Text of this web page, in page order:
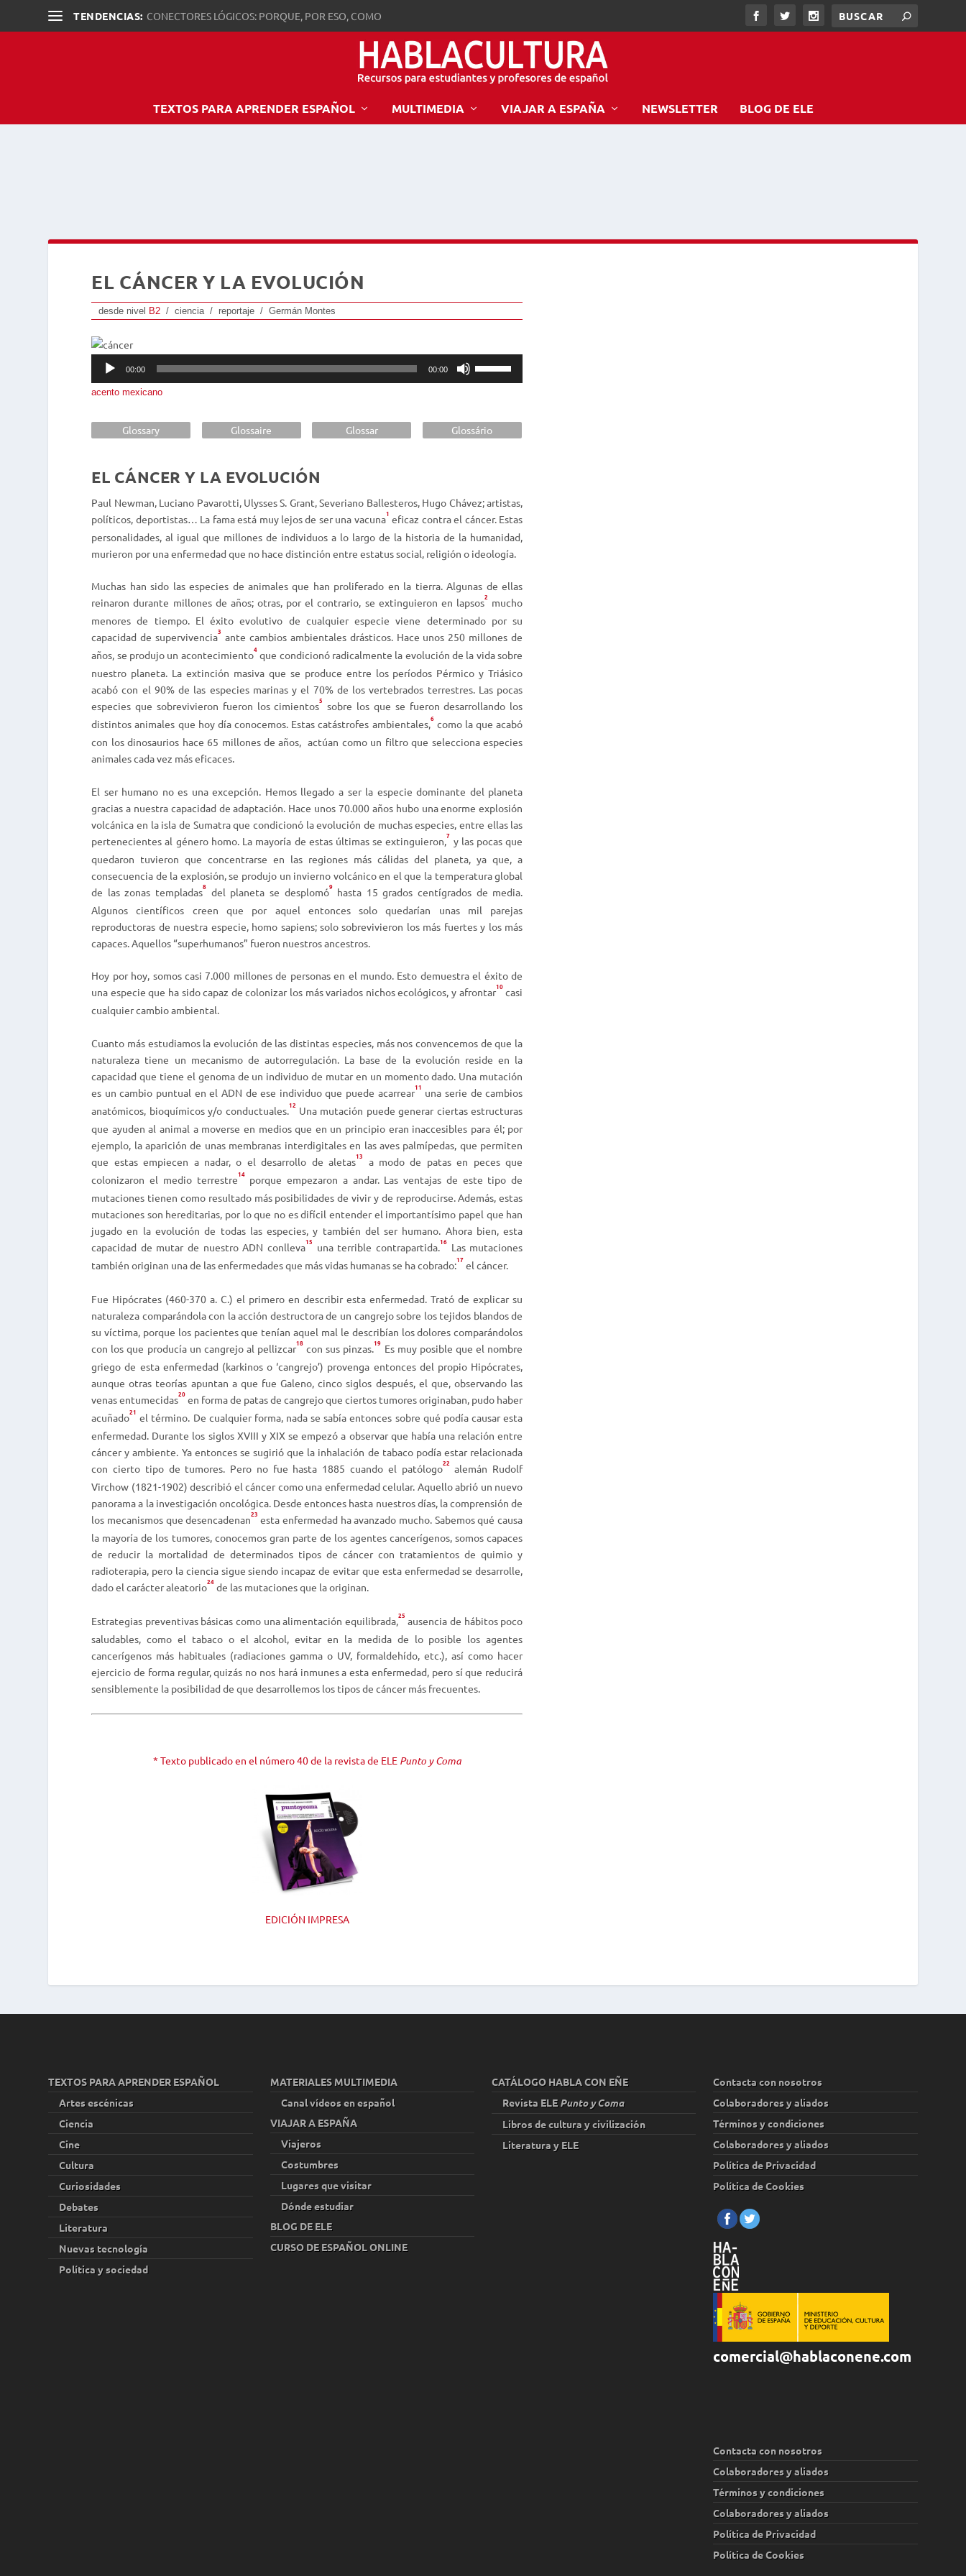
TENDENCIAS: CONECTORES LÓGICOS: PORQUE, POR ESO, COMO
TEXTOS PARA APRENDER ESPAÑOL MULTIMEDIA VIAJAR A ESPAÑA NEWSLETTER BLOG DE ELE
EL CÁNCER Y LA EVOLUCIÓN
desde nivel B2 / ciencia / reportaje / Germán Montes
Reproductor
audio
00:00 00:00
i
s
t
e
c
a
s
d
e
f
e
c
h
a
r
i
b
a
/
a
b
a
j
a
r
m
n
d
s
m
n
u
r
e
l
v
o
l
u
m
e
n
.
acento mexicano
Glossary Glossaire Glossar Glossário
EL CÁNCER Y LA EVOLUCIÓN
Paul Newman, Luciano Pavarotti, Ulysses S. Grant, Severiano Ballesteros, Hugo Chávez; artistas,
políticos, deportistas… La fama está muy lejos de ser una vacuna1 eficaz contra el cáncer. Estas
personalidades, al igual que millones de individuos a lo largo de la historia de la humanidad,
murieron por una enfermedad que no hace distinción entre estatus social, religión o ideología.
Muchas han sido las especies de animales que han proliferado en la tierra. Algunas de ellas
reinaron durante millones de años; otras, por el contrario, se extinguieron en lapsos2 mucho
menores de tiempo. El éxito evolutivo de cualquier especie viene determinado por su
capacidad de supervivencia3 ante cambios ambientales drásticos. Hace unos 250 millones de
años, se produjo un acontecimiento4que condicionó radicalmente la evolución de la vida sobre
nuestro planeta. La extinción masiva que se produce entre los períodos Pérmico y Triásico
acabó con el 90% de las especies marinas y el 70% de los vertebrados terrestres. Las pocas
especies que sobrevivieron fueron los cimientos5 sobre los que se fueron desarrollando los
distintos animales que hoy día conocemos. Estas catástrofes ambientales,6como la que acabó
con los dinosaurios hace 65 millones de años, actúan como un filtro que selecciona especies
animales cada vez más eficaces.
El ser humano no es una excepción. Hemos llegado a ser la especie dominante del planeta
gracias a nuestra capacidad de adaptación. Hace unos 70.000 años hubo una enorme explosión
volcánica en la isla de Sumatra que condicionó la evolución de muchas especies, entre ellas las
pertenecientes al género homo. La mayoría de estas últimas se extinguieron,7 y las pocas que
quedaron tuvieron que concentrarse en las regiones más cálidas del planeta, ya que, a
consecuencia de la explosión, se produjo un invierno volcánico en el que la temperatura global
de las zonas templadas8 del planeta se desplomó9 hasta 15 grados centígrados de media.
Algunos científicos creen que por aquel entonces solo quedarían unas mil parejas
reproductoras de nuestra especie, homo sapiens; solo sobrevivieron los más fuertes y los más
capaces. Aquellos “superhumanos” fueron nuestros ancestros.
Hoy por hoy, somos casi 7.000 millones de personas en el mundo. Esto demuestra el éxito de
una especie que ha sido capaz de colonizar los más variados nichos ecológicos, y afrontar10casi
cualquier cambio ambiental.
Cuanto más estudiamos la evolución de las distintas especies, más nos convencemos de que la
naturaleza tiene un mecanismo de autorregulación. La base de la evolución reside en la
capacidad que tiene el genoma de un individuo de mutar en un momento dado. Una mutación
es un cambio puntual en el ADN de ese individuo que puede acarrear11 una serie de cambios
anatómicos, bioquímicos y/o conductuales.12Una mutación puede generar ciertas estructuras
que ayuden al animal a moverse en medios que en un principio eran inaccesibles para él; por
ejemplo, la aparición de unas membranas interdigitales en las aves palmípedas, que permiten
que estas empiecen a nadar, o el desarrollo de aletas13
a modo de patas en peces que
colonizaron el medio terrestre14porque empezaron a andar. Las ventajas de este tipo de
mutaciones tienen como resultado más posibilidades de vivir y de reproducirse. Además, estas
mutaciones son hereditarias, por lo que no es difícil entender el importantísimo papel que han
jugado en la evolución de todas las especies, y también del ser humano. Ahora bien, esta
capacidad de mutar de nuestro ADN conlleva15 una terrible contrapartida.16Las mutaciones
también originan una de las enfermedades que más vidas humanas se ha cobrado:17 el cáncer.
Fue Hipócrates (460-370 a. C.) el primero en describir esta enfermedad. Trató de explicar su
naturaleza comparándola con la acción destructora de un cangrejo sobre los tejidos blandos de
su víctima, porque los pacientes que tenían aquel mal le describían los dolores comparándolos
con los que producía un cangrejo al pellizcar18 con sus pinzas.19 Es muy posible que el nombre
griego de esta enfermedad (karkinoso ‘cangrejo’) provenga entonces del propio Hipócrates,
aunque otras teorías apuntan a que fue Galeno, cinco siglos después, el que, observando las
venas entumecidas20 en forma de patas de cangrejo que ciertos tumores originaban, pudo haber
acuñado21 el término. De cualquier forma, nada se sabía entonces sobre qué podía causar esta
enfermedad. Durante los siglos XVIII y XIX se empezó a observar que había una relación entre
cáncer y ambiente. Ya entonces se sugirió que la inhalación de tabaco podía estar relacionada
con cierto tipo de tumores. Pero no fue hasta 1885 cuando el patólogo22alemán Rudolf
Virchow (1821-1902) describió el cáncer como una enfermedad celular. Aquello abrió un nuevo
panorama a la investigación oncológica. Desde entonces hasta nuestros días, la comprensión de
los mecanismos que desencadenan23 esta enfermedad ha avanzado mucho. Sabemos qué causa
la mayoría de los tumores, conocemos gran parte de los agentes cancerígenos, somos capaces
de reducir la mortalidad de determinados tipos de cáncer con tratamientos de quimio y
radioterapia, pero la ciencia sigue siendo incapaz de evitar que esta enfermedad se desarrolle,
dado el carácter aleatorio24 de las mutaciones que la originan.
Estrategias preventivas básicas como una alimentación equilibrada,25 ausencia de hábitos poco
saludables, como el tabaco o el alcohol, evitar en la medida de lo posible los agentes
cancerígenos más habituales (radiaciones gamma o UV, formaldehído, etc.), así como hacer
ejercicio de forma regular, quizás no nos hará inmunes a esta enfermedad, pero sí que reducirá
sensiblemente la posibilidad de que desarrollemos los tipos de cáncer más frecuentes.
* Texto publicado en el número 40 de la revista de ELE Punto y Coma
EDICIÓN IMPRESA
TEXTOS PARA APRENDER ESPAÑOL
Artes escénicas
Ciencia
Cine
Cultura
Curiosidades
Debates
Literatura
Nuevas tecnología
Política y sociedad
MATERIALES MULTIMEDIA
Canal vídeos en español
VIAJAR A ESPAÑA
Viajeros
Costumbres
Lugares que visitar
Dónde estudiar
BLOG DE ELE
CURSO DE ESPAÑOL ONLINE
CATÁLOGO HABLA CON EÑE
Revista ELEPunto y Coma
Libros de cultura y civilización
Literatura y ELE
Contacta con nosotros
Colaboradores y aliados
Términos y condiciones
Colaboradores y aliados
Política de Privacidad
Política de Cookies
comercial@hablaconene.com
Contacta con nosotros
Colaboradores y aliados
Términos y condiciones
Colaboradores y aliados
Política de Privacidad
Política de Cookies